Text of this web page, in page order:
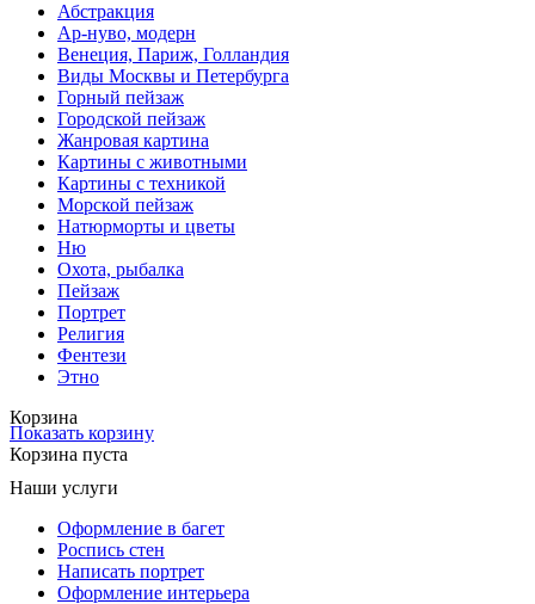
Абстракция
Ар-нуво, модерн
Венеция, Париж, Голландия
Виды Москвы и Петербурга
Горный пейзаж
Городской пейзаж
Жанровая картина
Картины с животными
Картины с техникой
Морской пейзаж
Натюрморты и цветы
Ню
Охота, рыбалка
Пейзаж
Портрет
Религия
Фентези
Этно
Корзина
Показать корзину
Корзина пуста
Наши услуги
Оформление в багет
Роспись стен
Написать портрет
Оформление интерьера